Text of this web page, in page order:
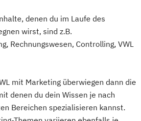
denen du im Laufe des
wirst, sind z.B.
Rechnungswesen, Controlling, VWL
mit Marketing überwiegen dann die
denen du dein Wissen je nach
Bereichen spezialisieren kannst.